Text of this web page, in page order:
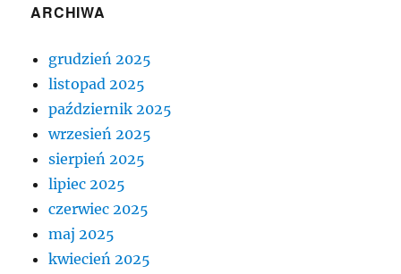
ARCHIWA
grudzień 2025
listopad 2025
październik 2025
wrzesień 2025
sierpień 2025
lipiec 2025
czerwiec 2025
maj 2025
kwiecień 2025